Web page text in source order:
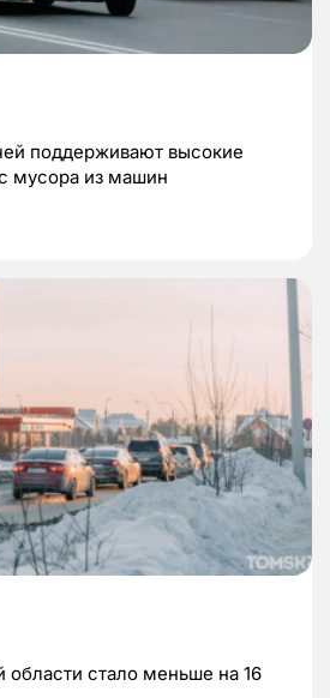
поддерживают высокие
мусора из машин
стало меньше на 16